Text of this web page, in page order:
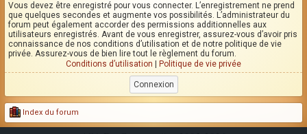
Vous devez être enregistré pour vous connecter. L’enregistrement ne prend
que quelques secondes et augmente vos possibilités. L’administrateur du
forum peut également accorder des permissions additionnelles aux
utilisateurs enregistrés. Avant de vous enregistrer, assurez-vous d’avoir pris
connaissance de nos conditions d’utilisation et de notre politique de vie
privée. Assurez-vous de bien lire tout le règlement du forum.
Conditions d’utilisation
Politique de vie privée
Index du forum